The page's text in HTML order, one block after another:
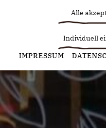
Alle
Individuell
Statistiken
Cookies erfassen anonyme
helfen uns zu
noch weiter optimieren können.
Analytics
IMPRESSUM